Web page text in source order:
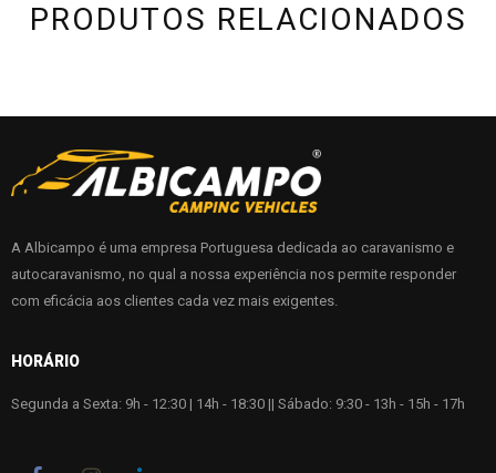
PRODUTOS RELACIONADOS
A Albicampo é uma empresa Portuguesa dedicada ao caravanismo e
autocaravanismo, no qual a nossa experiência nos permite responder
com eficácia aos clientes cada vez mais exigentes.
HORÁRIO
Segunda a Sexta: 9h - 12:30 | 14h - 18:30 || Sábado: 9:30 - 13h - 15h - 17h